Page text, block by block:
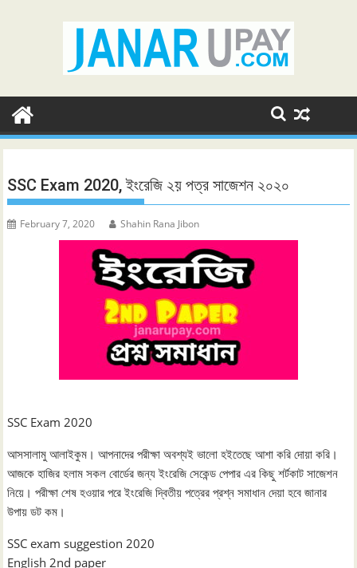
SSC Exam 2020, ইংরেজি ২য় পত্র সাজেশন ২০২০
February 7, 2020 Shahin Rana Jibon
SSC Exam 2020
আসসালামু আলাইকুম। আপনাদের পরীক্ষা অবশ্যই ভালো হইতেছে আশা করি দোয়া করি।
আজকে হাজির হলাম সকল বোর্ডের জন্য ইংরেজি সেকেন্ড পেপার এর কিছু শর্টকাট সাজেশন
নিয়ে। পরীক্ষা শেষ হওয়ার পরে ইংরেজি দ্বিতীয় পত্রের প্রশ্ন সমাধান দেয়া হবে জানার
উপায় ডট কম।
SSC exam suggestion 2020
English 2nd paper